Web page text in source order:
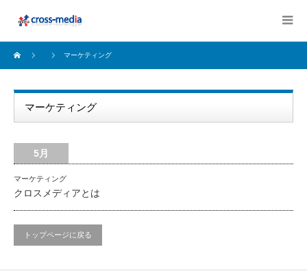
マーケティング
マーケティング
5月
マーケティング
クロスメディアとは
トップページに戻る